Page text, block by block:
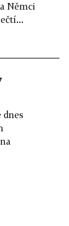
Němci
dnes